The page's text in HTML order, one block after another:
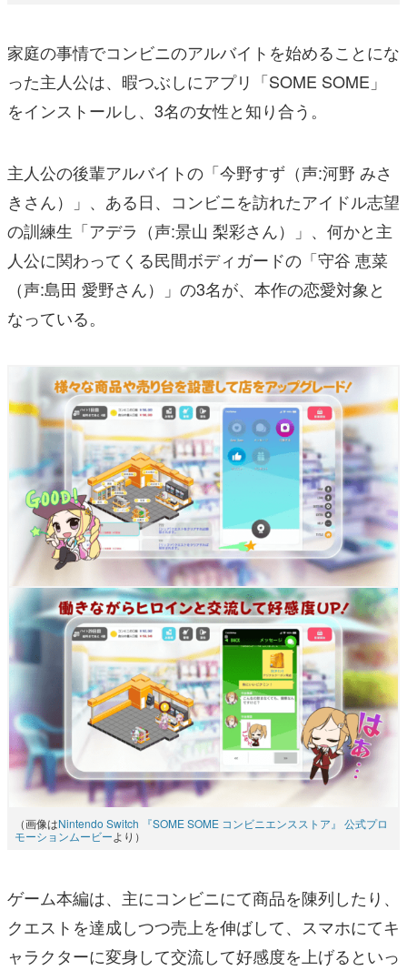
家庭の事情でコンビニのアルバイトを始めることにな
った主人公は、暇つぶしにアプリ「SOME SOME」
をインストールし、3名の女性と知り合う。
主人公の後輩アルバイトの「今野すず（声:河野 みさ
きさん）」、ある日、コンビニを訪れたアイドル志望
の訓練生「アデラ（声:景山 梨彩さん）」、何かと主
人公に関わってくる民間ボディガードの「守谷 恵菜
（声:島田 愛野さん）」の3名が、本作の恋愛対象と
なっている。
（画像はNintendo Switch 『SOME SOME コンビニエンスストア』 公式プロ
モーションムービーより）
ゲーム本編は、主にコンビニにて商品を陳列したり、
クエストを達成しつつ売上を伸ばして、スマホにてキ
ャラクターに変身して交流して好感度を上げるといっ